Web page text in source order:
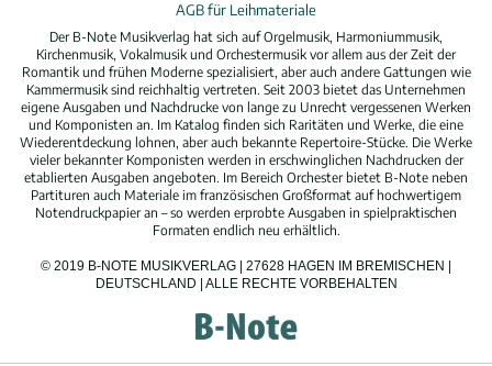
AGB für Leihmateriale
Der B-Note Musikverlag hat sich auf Orgelmusik, Harmoniummusik,
Kirchenmusik, Vokalmusik und Orchestermusik vor allem aus der Zeit der
Romantik und frühen Moderne spezialisiert, aber auch andere Gattungen wie
Kammermusik sind reichhaltig vertreten. Seit 2003 bietet das Unternehmen
eigene Ausgaben und Nachdrucke von lange zu Unrecht vergessenen Werken
und Komponisten an. Im Katalog finden sich Raritäten und Werke, die eine
Wiederentdeckung lohnen, aber auch bekannte Repertoire-Stücke. Die Werke
vieler bekannter Komponisten werden in erschwinglichen Nachdrucken der
etablierten Ausgaben angeboten. Im Bereich Orchester bietet B-Note neben
Partituren auch Materiale im französischen Großformat auf hochwertigem
Notendruckpapier an – so werden erprobte Ausgaben in spielpraktischen
Formaten endlich neu erhältlich.
© 2019 B-NOTE MUSIKVERLAG | 27628 HAGEN IM BREMISCHEN |
DEUTSCHLAND | ALLE RECHTE VORBEHALTEN